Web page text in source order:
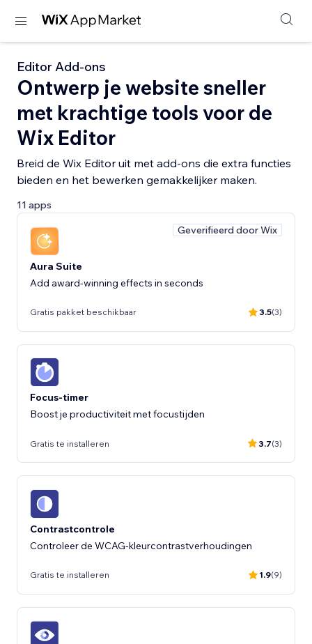
Editor Add-ons
Ontwerp je website sneller
met krachtige tools voor de
Wix Editor
Breid de Wix Editor uit met add-ons die extra functies
bieden en het bewerken gemakkelijker maken.
11 apps
Geverifieerd door Wix
Aura Suite
Add award-winning effects in seconds
Gratis pakket beschikbaar 3.5(3)
Focus-timer
Boost je productiviteit met focustijden
Gratis te installeren 3.7(3)
Contrastcontrole
Controleer de WCAG-kleurcontrastverhoudingen
Gratis te installeren 1.9(9)